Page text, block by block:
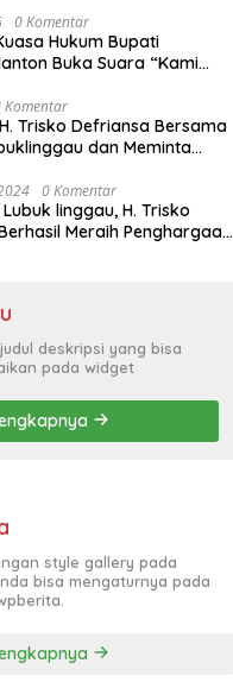
Pidato Kenegaraan
Rangka HUT ke-79
0 Komentar
Hukum Bupati
Buka Suara “Kami
Komentar
Trisko Defriansa Bersama
dan Meminta
0 Komentar
linggau, H. Trisko
Meraih Penghargaan
deskripsi yang bisa
pada widget
style gallery pada
bisa mengaturnya pada